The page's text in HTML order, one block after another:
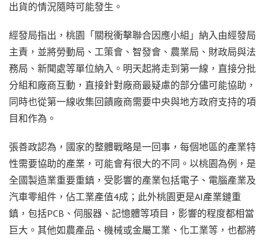
出貨的情況隨時可能發生。
經發局指出，桃園「關稅衝擊聯合因應小組」納入由經發局
主責，並將勞動局、工策會、智發會、農業局、財政局與法
務局、新聞處等單位納入。明天起將走到第一線，直接分批
分組和廠商互動，直接針對廠商最疑慮的部分儘可能協助，
同時也從第一線收集回饋廠商需要中央與地方政府支持的項
目和作為。
張善政認為，國家的整體戰略是一回事，每個地區的產業特
性需要協助的產業，可能會有很大的不同。以桃園為例，是
全國製造業重要重鎮，受影響的產業包括電子、電腦產業及
汽車零組件，佔工業產值4成；此外桃園更是AI產業鏈重
鎮，包括PCB、伺服器、記憶體等項目，影響的程度都相當
巨大。其他如農產品、機械或金屬工業、化工業等，也都將